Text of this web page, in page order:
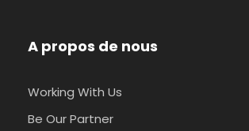
A propos de nous
Working With Us
Be Our Partner